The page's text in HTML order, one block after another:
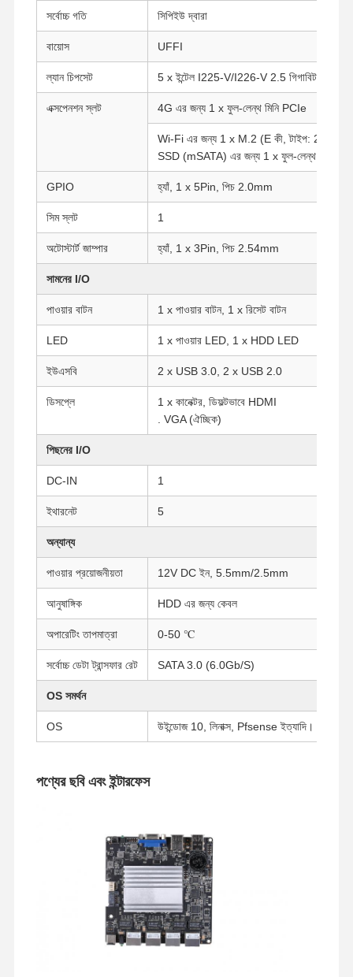
বাড়ি আমাদের সম্পর্কে কারখানা ভ্রমণ
মান নিয়ন্ত্রণ
আমাদের সাথে
যোগাযোগ করুন
এখন চ্যাট করুন
ফায়ারওয়াল মিনি পিসি
1U র্যাকমাউন্ট পিসি
সর্বোচ্চ গতি সিপিইউ দ্বারা
বায়োস UFFI
ল্যান চিপসেট 5 x ইন্টেল I225-V/I226-V 2.5 গিগাবিট ল্যান
এক্সপেনশন স্লট 4G এর জন্য 1 x ফুল-লেন্থ মিনি PCIe
Wi-Fi এর জন্য 1 x M.2 (E কী, টাইপ: 2230)
SSD (mSATA) এর জন্য 1 x ফুল-লেন্থ মিনি
GPIO হ্যাঁ, 1 x 5Pin, পিচ 2.0mm
সিম স্লট 1
অটোস্টার্ট জাম্পার হ্যাঁ, 1 x 3Pin, পিচ 2.54mm
সামনের I/O
পাওয়ার বাটন 1 x পাওয়ার বাটন, 1 x রিসেট বাটন
LED 1 x পাওয়ার LED, 1 x HDD LED
ইউএসবি 2 x USB 3.0, 2 x USB 2.0
ডিসপ্লে
1 x কানেক্টর, ডিফল্টভাবে HDMI
. VGA (ঐচ্ছিক)
পিছনের I/O
DC-IN 1
ইথারনেট 5
অন্যান্য
পাওয়ার প্রয়োজনীয়তা 12V DC ইন, 5.5mm/2.5mm
আনুষাঙ্গিক HDD এর জন্য কেবল
অপারেটিং তাপমাত্রা 0-50 ℃
সর্বোচ্চ ডেটা ট্রান্সফার রেট SATA 3.0 (6.0Gb/S)
OS সমর্থন
OS উইন্ডোজ 10, লিনাক্স, Pfsense ইত্যাদি।
পণ্যের ছবি এবং ইন্টারফেস